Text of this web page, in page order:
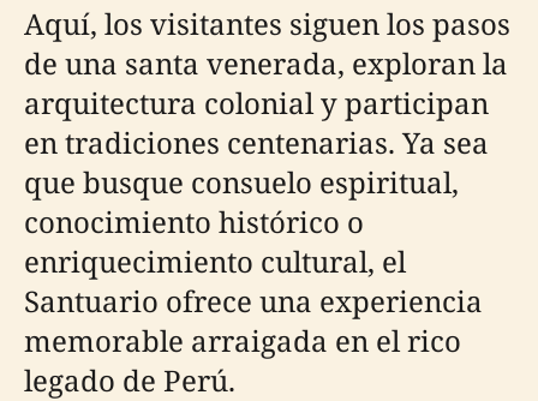
Aquí, los visitantes siguen los pasos
de una santa venerada, exploran la
arquitectura colonial y participan
en tradiciones centenarias. Ya sea
que busque consuelo espiritual,
conocimiento histórico o
enriquecimiento cultural, el
Santuario ofrece una experiencia
memorable arraigada en el rico
legado de Perú.